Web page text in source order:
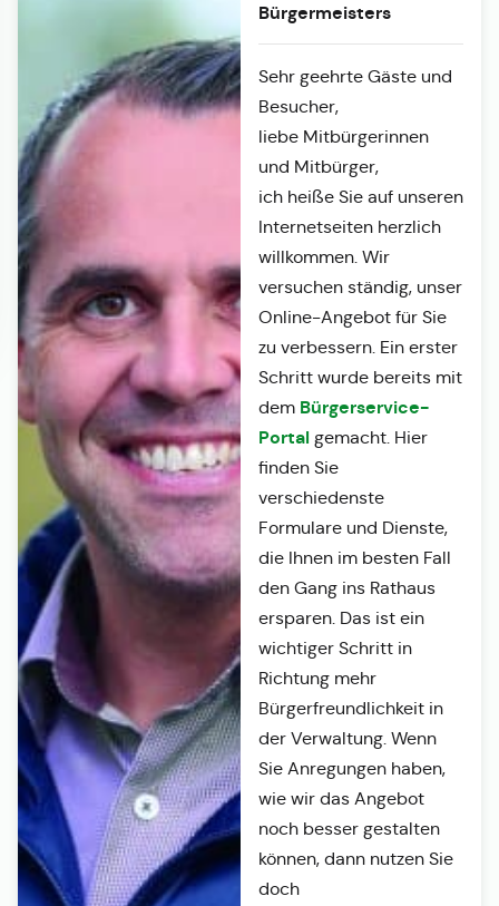
Bürgermeisters
Sehr geehrte Gäste und
Besucher,
liebe Mitbürgerinnen
und Mitbürger,
ich heiße Sie auf unseren
Internetseiten herzlich
willkommen. Wir
versuchen ständig, unser
Online-Angebot für Sie
zu verbessern. Ein erster
Schritt wurde bereits mit
dem Bürgerservice-
Portalgemacht. Hier
finden Sie
verschiedenste
Formulare und Dienste,
die Ihnen im besten Fall
den Gang ins Rathaus
ersparen. Das ist ein
wichtiger Schritt in
Richtung mehr
Bürgerfreundlichkeit in
der Verwaltung. Wenn
Sie Anregungen haben,
wie wir das Angebot
noch besser gestalten
können, dann nutzen Sie
doch